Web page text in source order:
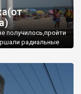
получилось,пройти
радиальные